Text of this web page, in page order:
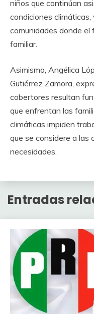
niños que continúan
condiciones
comunidades donde el
familiar.
Asimismo, Angélica
Gutiérrez Zamora,
cobertores resultan
que enfrentan las
climáticas impiden
que se considere a las
necesidades.
Entradas